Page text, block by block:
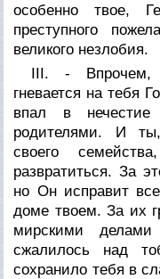
особенно твое,
преступного
великого незлобия.
III. - Впрочем,
гневается на тебя
впал в
родителями. И
своего
развратиться. За
но Он исправит
доме твоем. За их
мирскими
сжалилось над
сохранило тебя в